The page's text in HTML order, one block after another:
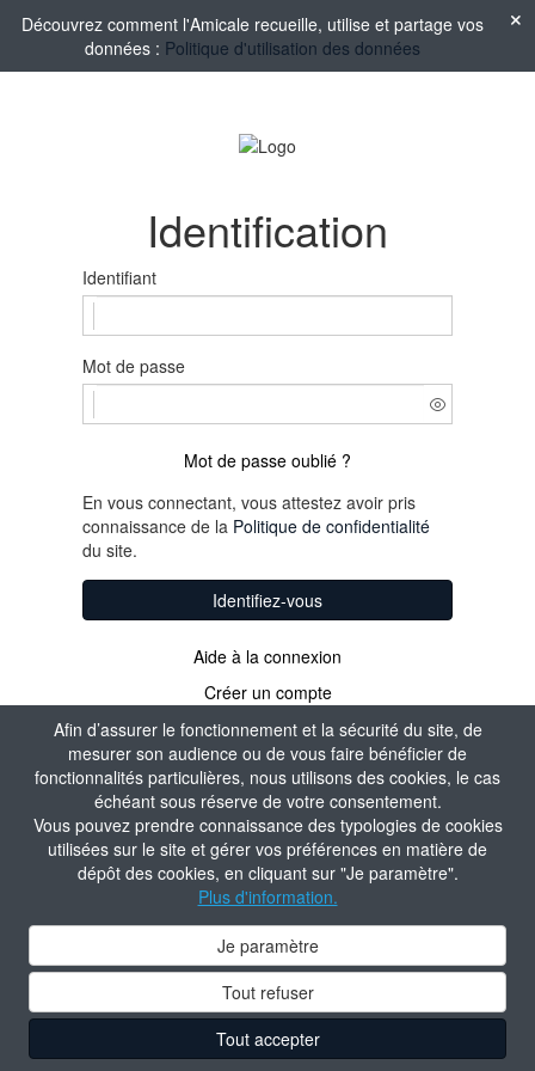
Afin d’assurer le fonctionnement et la sécurité du site, de
mesurer son audience ou de vous faire bénéficier de
fonctionnalités particulières, nous utilisons des cookies, le cas
échéant sous réserve de votre consentement.
Vous pouvez prendre connaissance des typologies de cookies
utilisées sur le site et gérer vos préférences en matière de
dépôt des cookies, en cliquant sur "Je paramètre".
Plus d'information.
Je paramètre
Tout refuser
Tout accepter
Découvrez comment l'Amicale recueille, utilise et partage vos
données : Politique d'utilisation des données
Identification
Identifiant
Mot de passe
Mot de passe oublié ?
En vous connectant, vous attestez avoir pris
connaissance de la Politique de confidentialité
du site.
Identifiez-vous
Aide à la connexion
Créer un compte